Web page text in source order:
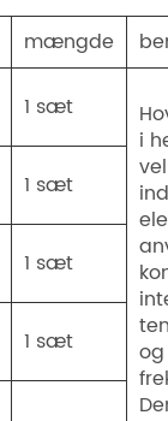
mængde
1 sæt
i
1 sæt
1 sæt
1 sæt